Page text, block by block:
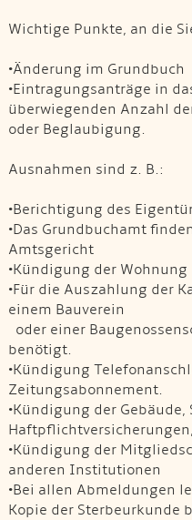
Wichtige Punkte, an die
•Änderung im Grundbuch
•Eintragungsanträge in
überwiegenden Anzahl
oder Beglaubigung.
Ausnahmen sind z. B.:
•Berichtigung des
•Das Grundbuchamt
Amtsgericht
•Kündigung der Wohnung
•Für die Auszahlung der
einem Bauverein
oder einer
benötigt.
•Kündigung
Zeitungsabonnement.
•Kündigung der Gebäude,
•Kündigung der
anderen Institutionen
•Bei allen Abmeldungen
Kopie der Sterbeurkunde